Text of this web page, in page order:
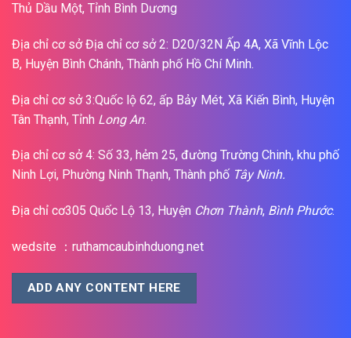
Thủ Dầu Một, Tỉnh Bình Dương
Địa chỉ cơ sở Địa chỉ cơ sở 2: D20/32N Ấp 4A, Xã Vĩnh Lộc
B, Huyện Bình Chánh, Thành phố Hồ Chí Minh.
Địa chỉ cơ sở 3:Quốc lộ 62, ấp Bảy Mét, Xã Kiến Bình, Huyện
Tân Thạnh, Tỉnh Long An.
Địa chỉ cơ sở 4: Số 33, hẻm 25, đường Trường Chinh, khu phố
Ninh Lợi, Phường Ninh Thạnh, Thành phố Tây Ninh.
Địa chỉ cơ305 Quốc Lộ 13, Huyện Chơn Thành, Bình Phước.
wedsite ：ruthamcaubinhduong.net
ADD ANY CONTENT HERE